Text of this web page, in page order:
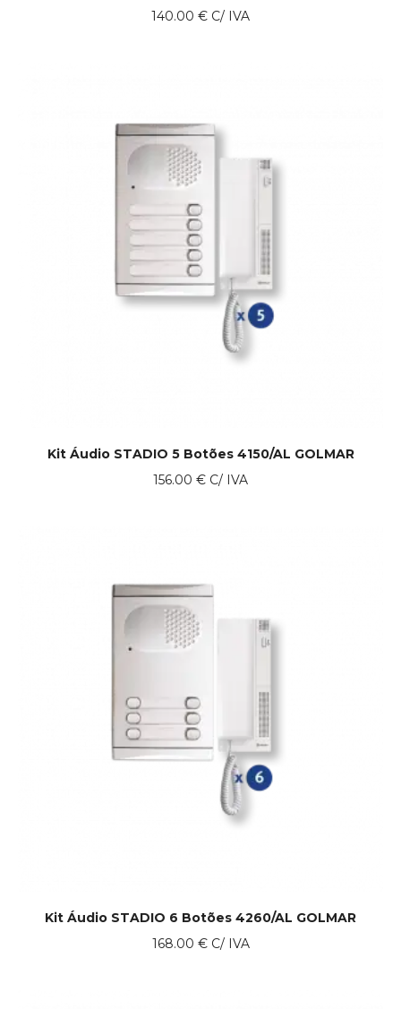
140.00 € C/ IVA
Kit Áudio STADIO 5 Botões 4150/AL GOLMAR
156.00 € C/ IVA
Kit Áudio STADIO 6 Botões 4260/AL GOLMAR
168.00 €C/ IVA